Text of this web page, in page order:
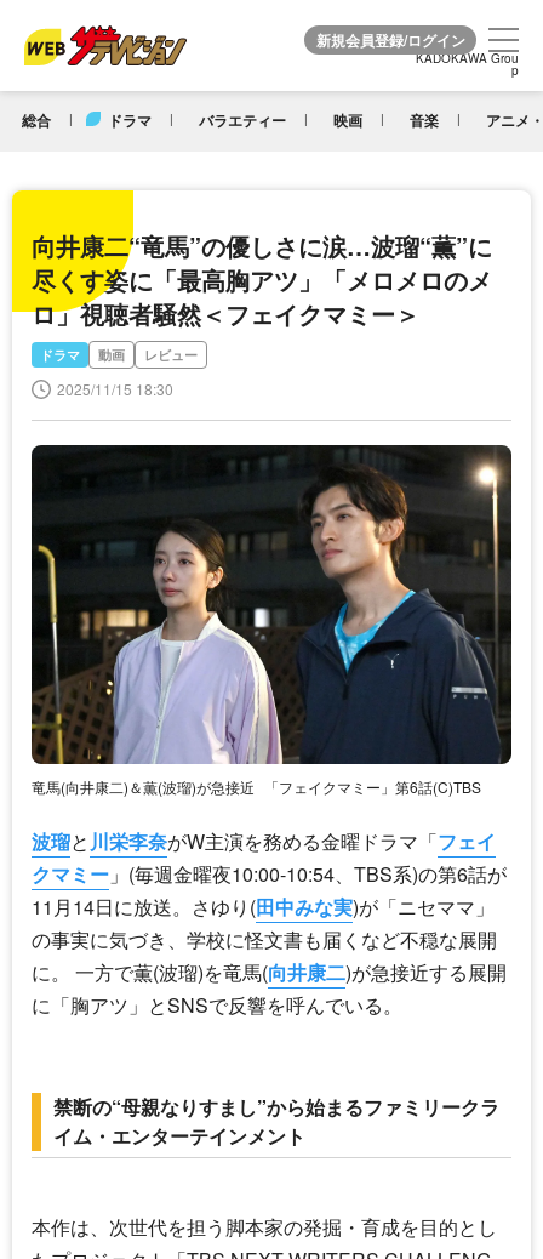
KADOKAWA Grou
p
総合 ドラマ バラエティー 映画 音楽 アニメ
KADOKAWA Grou
p
向井康二“竜馬”の優しさに涙…波瑠“薫”に
尽くす姿に「最高胸アツ」「メロメロのメ
ロ」視聴者騒然＜フェイクマミー＞
ドラマ 動画 レビュー
2025/11/15 18:30
竜馬(向井康二)＆薫(波瑠)が急接近 「フェイクマミー」第6話(C)TBS
波瑠と 川栄李奈がW主演を務める金曜ドラマ「フェイ
クマミー 」(毎週金曜夜10:00-10:54、TBS系)の第6話が
11月14日に放送。さゆり(田中みな実)が「ニセママ」
の事実に気づき、学校に怪文書も届くなど不穏な展開
に。 一方で薫(波瑠)を竜馬(向井康二)が急接近する展開
に「胸アツ」とSNSで反響を呼んでいる。
禁断の“母親なりすまし”から始まるファミリークラ
イム・エンターテインメント
本作は、次世代を担う脚本家の発掘・育成を目的とし